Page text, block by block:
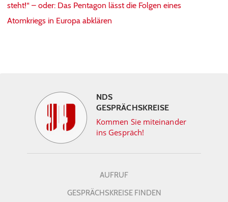
steht!“ – oder: Das Pentagon lässt die Folgen eines
Atomkriegs in Europa abklären
NDS
GESPRÄCHSKREISE
Kommen Sie miteinander
ins Gespräch!
AUFRUF
GESPRÄCHSKREISE FINDEN